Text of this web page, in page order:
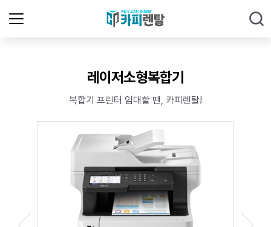
레이저소형복합기
복합기 프린터 임대할 땐, 카피렌탈!